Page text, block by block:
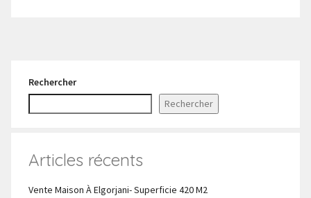
Rechercher
Rechercher
Articles récents
Vente Maison À Elgorjani- Superficie 420 M2